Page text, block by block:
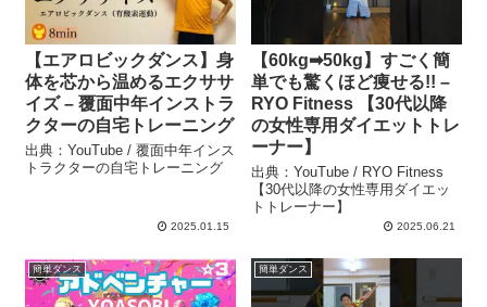
【エアロビックダンス】身
体を芯から温めるエクササ
イズ – 覆面中年インストラ
クターの自宅トレーニング
出典：YouTube / 覆面中年インス
トラクターの自宅トレーニング
2025.01.15
【60kg➡50kg】すごく簡
単でも驚くほど痩せる!! –
RYO Fitness 【30代以降
の女性専用ダイエットトレ
ーナー】
出典：YouTube / RYO Fitness
【30代以降の女性専用ダイエッ
トトレーナー】
2025.06.21
簡単ダンス 簡単ダンス